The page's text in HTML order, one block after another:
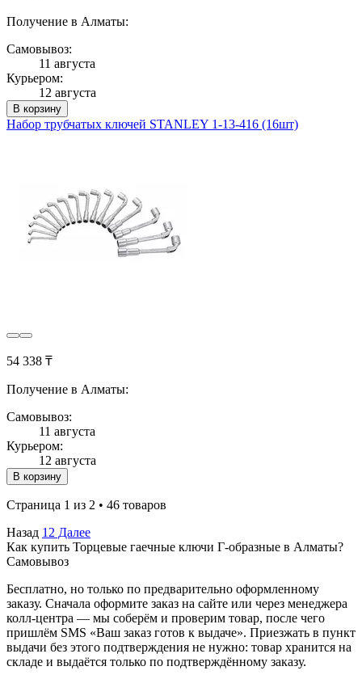
Получение в Алматы:
Самовывоз:
11 августа
Курьером:
12 августа
В корзину
Набор трубчатых ключей STANLEY 1-13-416 (16шт)
54 338 ₸
Получение в Алматы:
Самовывоз:
11 августа
Курьером:
12 августа
В корзину
Страница 1 из 2 • 46 товаров
Назад 1 2 Далее
Как купить Торцевые гаечные ключи Г-образные в Алматы?
Самовывоз
Бесплатно, но только по предварительно оформленному
заказу. Сначала оформите заказ на сайте или через менеджера
колл-центра — мы соберём и проверим товар, после чего
пришлём SMS «Ваш заказ готов к выдаче». Приезжать в пункт
выдачи без этого подтверждения не нужно: товар хранится на
складе и выдаётся только по подтверждённому заказу.